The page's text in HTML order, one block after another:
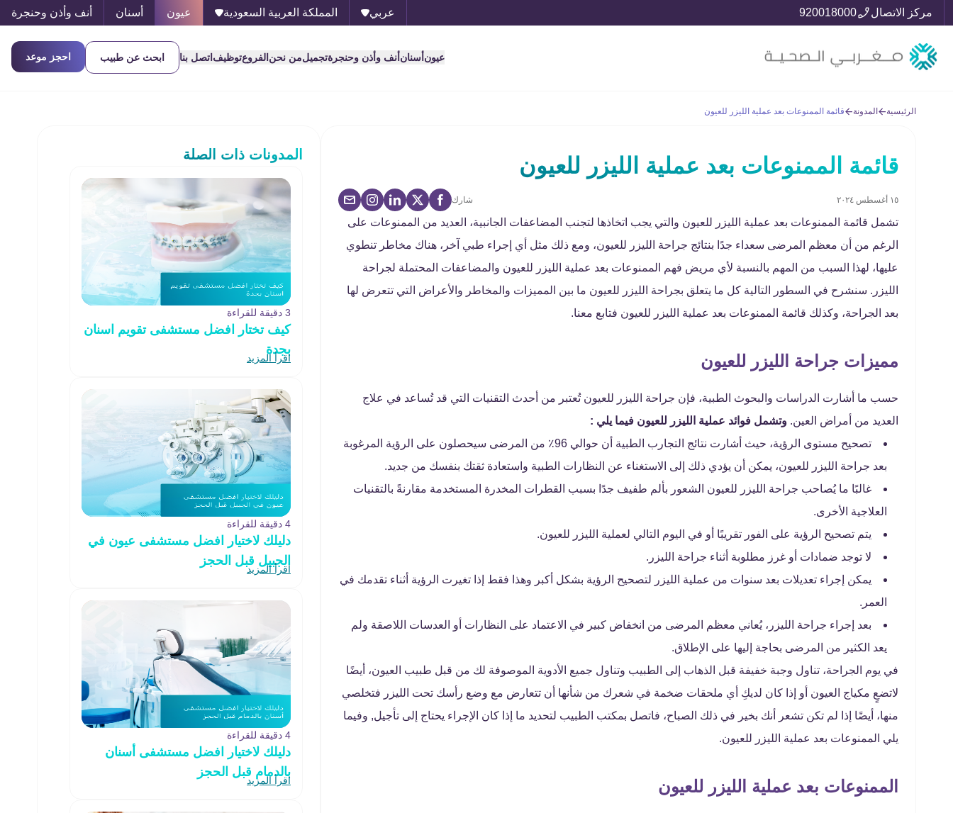
مركز الاتصال 920018000 عربي المملكة العربية السعودية عيون أسنان أنف وأذن وحنجرة
عيون أسنان أنف وأذن وحنجرةتجميلمن نحن الفروعتوظيف اتصل بنا ابحث عن طبيب احجز موعد
الرئيسية المدونة قائمة الممنوعات بعد عملية الليزر للعيون
قائمة الممنوعات بعد عملية الليزر للعيون
١٥ أغسطس ٢٠٢٤ شارك
تشمل قائمة الممنوعات بعد عملية الليزر للعيون والتي يجب اتخاذها لتجنب المضاعفات الجانبية، العديد من الممنوعات على
الرغم من أن معظم المرضى سعداء جدًا بنتائج جراحة الليزر للعيون، ومع ذلك مثل أي إجراء طبي آخر، هناك مخاطر تنطوي
عليها، لهذا السبب من المهم بالنسبة لأي مريض فهم الممنوعات بعد عملية الليزر للعيون والمضاعفات المحتملة لجراحة
الليزر. سنشرح في السطور التالية كل ما يتعلق بجراحة الليزر للعيون ما بين المميزات والمخاطر والأعراض التي تتعرض لها
بعد الجراحة، وكذلك قائمة الممنوعات بعد عملية الليزر للعيون فتابع معنا.
مميزات جراحة الليزر للعيون
حسب ما أشارت الدراسات والبحوث الطبية، فإن جراحة الليزر للعيون تُعتبر من أحدث التقنيات التي قد تُساعد في علاج
العديد من أمراض العين. وتشمل فوائد عملية الليزر للعيون فيما يلي :
تصحيح مستوى الرؤية، حيث أشارت نتائج التجارب الطبية أن حوالي 96٪ من المرضى سيحصلون على الرؤية المرغوبة
بعد جراحة الليزر للعيون، يمكن أن يؤدي ذلك إلى الاستغناء عن النظارات الطبية واستعادة ثقتك بنفسك من جديد.
غالبًا ما يُصاحب جراحة الليزر للعيون الشعور بألم طفيف جدًا بسبب القطرات المخدرة المستخدمة مقارنةً بالتقنيات
العلاجية الأخرى.
يتم تصحيح الرؤية على الفور تقريبًا أو في اليوم التالي لعملية الليزر للعيون.
لا توجد ضمادات أو غرز مطلوبة أثناء جراحة الليزر.
يمكن إجراء تعديلات بعد سنوات من عملية الليزر لتصحيح الرؤية بشكل أكبر وهذا فقط إذا تغيرت الرؤية أثناء تقدمك في
العمر.
بعد إجراء جراحة الليزر، يُعاني معظم المرضى من انخفاض كبير في الاعتماد على النظارات أو العدسات اللاصقة ولم
يعد الكثير من المرضى بحاجة إليها على الإطلاق.
في يوم الجراحة، تناول وجبة خفيفة قبل الذهاب إلى الطبيب وتناول جميع الأدوية الموصوفة لك من قبل طبيب العيون، أيضًا
لاتضعٍ مكياج العيون أو إذا كان لديكِ أي ملحقات ضخمة في شعرك من شأنها أن تتعارض مع وضع رأسك تحت الليزر فتخلصي
منها، أيضًا إذا لم تكن تشعر أنك بخير في ذلك الصباح، فاتصل بمكتب الطبيب لتحديد ما إذا كان الإجراء يحتاج إلى تأجيل, وفيما
يلي الممنوعات بعد عملية الليزر للعيون.
الممنوعات بعد عملية الليزر للعيون
المدونات ذات الصلة
3 دقيقة للقراءة
كيف تختار افضل مستشفى تقويم اسنان
بجدة
اقرأ المزيد
4 دقيقة للقراءة
دليلك لاختيار افضل مستشفى عيون في
الجبيل قبل الحجز
اقرأ المزيد
4 دقيقة للقراءة
دليلك لاختيار افضل مستشفى أسنان
بالدمام قبل الحجز
اقرأ المزيد